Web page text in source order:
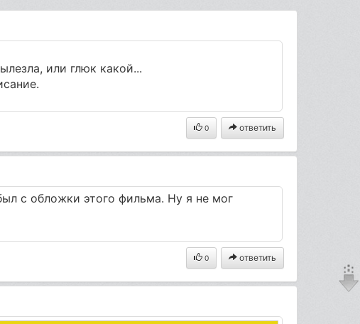
или глюк какой...
0 ответить
с обложки этого фильма. Ну я не мог
0 ответить